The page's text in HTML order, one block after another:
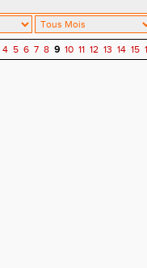
4 5 6 7 8 9 10 11 12 13 14 15